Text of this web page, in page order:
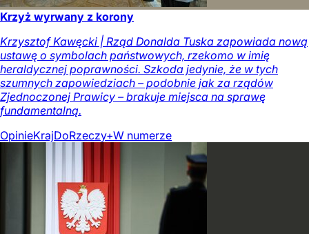
Krzyż wyrwany z korony
Krzysztof Kawęcki | Rząd Donalda Tuska zapowiada nową
ustawę o symbolach państwowych, rzekomo w imię
heraldycznej poprawności. Szkoda jedynie, że w tych
szumnych zapowiedziach – podobnie jak za rządów
Zjednoczonej Prawicy – brakuje miejsca na sprawę
fundamentalną.
OpinieKrajDoRzeczy+W numerze